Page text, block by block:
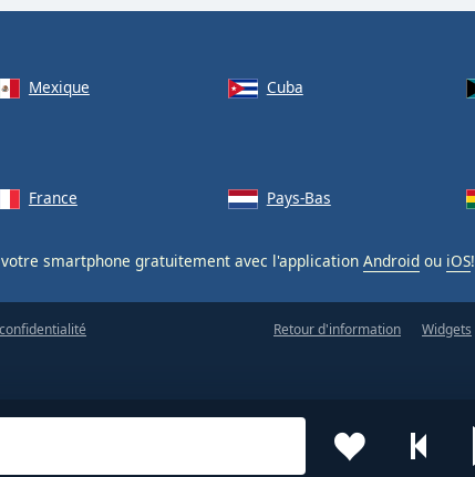
Mexique Cuba
France Pays-Bas
smartphone gratuitement avec l'application Android ou iOS!
Retour d'information Widgets